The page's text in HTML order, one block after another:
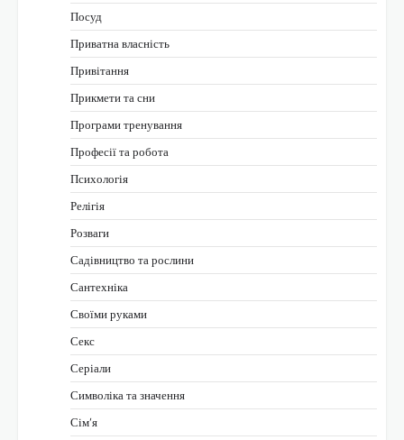
Посуд
Приватна власність
Привітання
Прикмети та сни
Програми тренування
Професії та робота
Психологія
Релігія
Розваги
Садівництво та рослини
Сантехніка
Своїми руками
Секс
Серіали
Символіка та значення
Сім’я